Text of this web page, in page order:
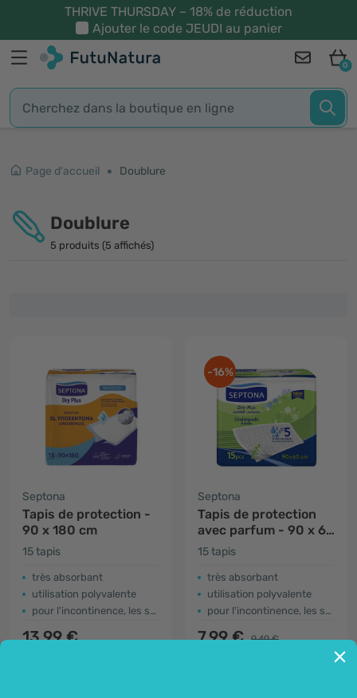
THRIVE THURSDAY – 18% de réduction
Ajouter le code JEUDI au panier
0
Page d'accueil Doublure
Doublure
5 produits (5 affichés)
Septona
Tapis de protection -
90 x 180 cm
15 tapis
très absorbant
utilisation polyvalente
pour l'incontinence, les soins post-opératoires, etc.
13,99 €
-16%
Septona
Tapis de protection
avec parfum - 90 x 60
cm
15 tapis
très absorbant
utilisation polyvalente
pour l'incontinence, les soins post-opératoires, etc.
7,99 € 9,49 €